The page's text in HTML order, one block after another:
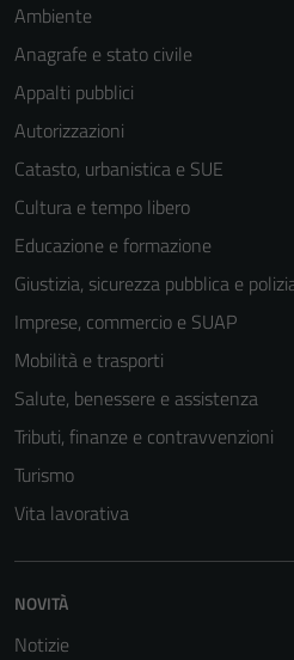
Ambiente
Anagrafe e stato civile
Appalti pubblici
Autorizzazioni
Catasto, urbanistica e SUE
Cultura e tempo libero
Educazione e formazione
Giustizia, sicurezza pubblica e
Imprese, commercio e SUAP
Mobilità e trasporti
Salute, benessere e assistenza
Tributi, finanze e contravvenzioni
Turismo
Vita lavorativa
NOVITÀ
Notizie